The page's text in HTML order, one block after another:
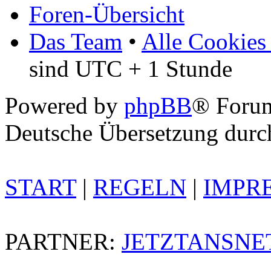
Foren-Übersicht
Das Team • Alle Cookies
sind UTC + 1 Stunde
Powered by phpBB®
Deutsche Übersetzung
START| REGELN |
PARTNER: